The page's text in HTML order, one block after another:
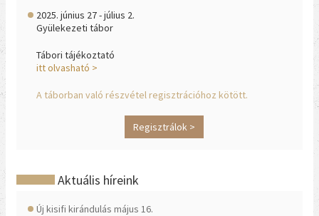
2025. június 27 - július 2.
Gyülekezeti tábor
Tábori tájékoztató
itt olvasható >
A táborban való részvétel regisztrációhoz kötött.
Regisztrálok >
Aktuális híreink
Új kisifi kirándulás május 16.